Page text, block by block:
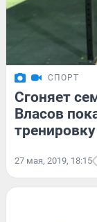
СПОРТ
Сгоняет
Власов
тренировку
27 мая, 2019, 18:15